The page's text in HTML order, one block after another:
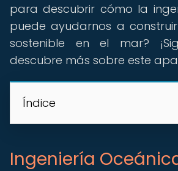
para descubrir cómo la
puede ayudarnos a
sostenible en el mar?
descubre más sobre este
Índice
Ingeniería